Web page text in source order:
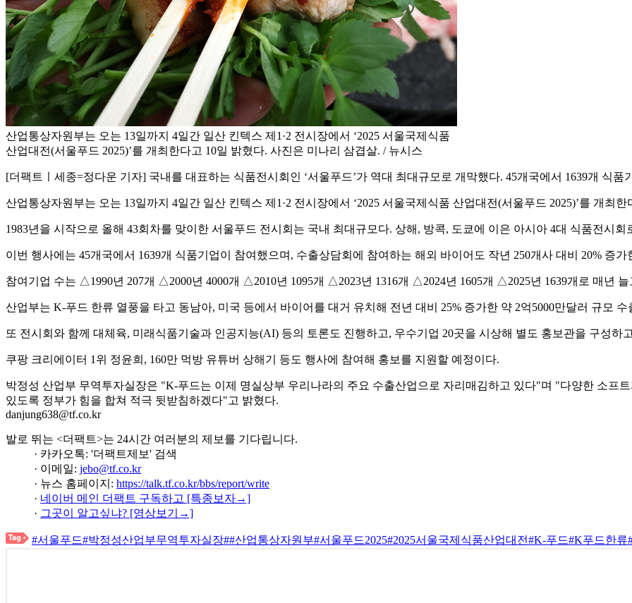
산업통상자원부는 오는 13일까지 4일간 일산 킨텍스 제1·2 전시장에서 ‘2025 서울국제식품
산업대전(서울푸드 2025)’를 개최한다고 10일 밝혔다. 사진은 미나리 삼겹살. / 뉴시스
[더팩트ㅣ세종=정다운 기자] 국내를 대표하는 식품전시회인 ‘서울푸드’가 역대 최대규모로 개막했다. 45개국에서 1639개 식
산업통상자원부는 오는 13일까지 4일간 일산 킨텍스 제1·2 전시장에서 ‘2025 서울국제식품 산업대전(서울푸드 2025)’를 개최한
1983년을 시작으로 올해 43회차를 맞이한 서울푸드 전시회는 국내 최대규모다. 상해, 방콕, 도쿄에 이은 아시아 4대 식품전시회
이번 행사에는 45개국에서 1639개 식품기업이 참여했으며, 수출상담회에 참여하는 해외 바이어도 작년 250개사 대비 20% 증가
참여기업 수는 △1990년 207개 △2000년 4000개 △2010년 1095개 △2023년 1316개 △2024년 1605개 △2025년 1639개로 매년 늘
산업부는 K-푸드 한류 열풍을 타고 동남아, 미국 등에서 바이어를 대거 유치해 전년 대비 25% 증가한 약 2억5000만달러 규모
또 전시회와 함께 대체육, 미래식품기술과 인공지능(AI) 등의 토론도 진행하고, 우수기업 20곳을 시상해 별도 홍보관을 구성하
쿠팡 크리에이터 1위 정윤희, 160만 먹방 유튜버 상해기 등도 행사에 참여해 홍보를 지원할 예정이다.
박정성 산업부 무역투자실장은 "K-푸드는 이제 명실상부 우리나라의 주요 수출산업으로 자리매김하고 있다"며 "다양한 소프
있도록 정부가 힘을 합쳐 적극 뒷받침하겠다"고 밝혔다.
danjung638@tf.co.kr
발로 뛰는 <더팩트>는 24시간 여러분의 제보를 기다립니다.
· 카카오톡: '더팩트제보' 검색
· 이메일: jebo@tf.co.kr
· 뉴스 홈페이지: https://talk.tf.co.kr/bbs/report/write
· 네이버 메인 더팩트 구독하고 [특종보자→]
· 그곳이 알고싶냐? [영상보기→]
#서울푸드#박정성산업부무역투자실장##산업통상자원부#서울푸드2025#2025서울국제식품산업대전#K-푸드#K푸드한류